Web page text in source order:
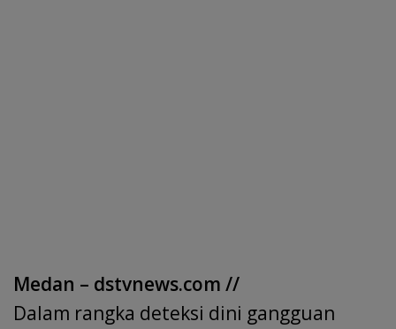
Medan – dstvnews.com //
Dalam rangka deteksi dini gangguan